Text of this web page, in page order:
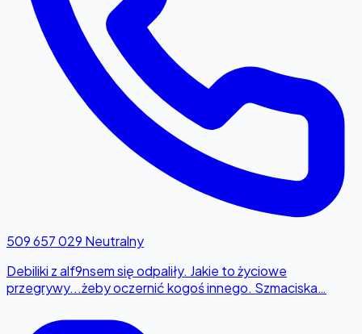
509 657 029 Neutralny
Debiliki z alf9nsem się odpaliły. Jakie to życiowe
przegrywy...żeby oczernić kogoś innego. Szmaciska…